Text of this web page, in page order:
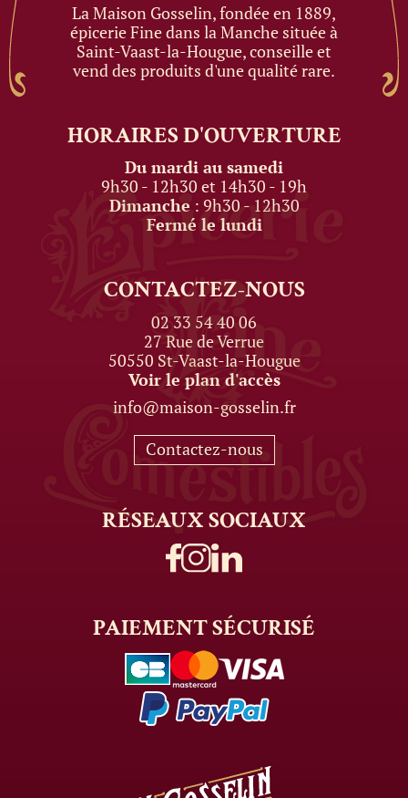
La Maison Gosselin, fondée en 1889,
épicerie Fine dans la Manche située à
Saint-Vaast-la-Hougue, conseille et
vend des produits d'une qualité rare.
HORAIRESD'OUVERTURE
Du mardi au samedi
9h30 - 12h30 et 14h30 - 19h
Dimanche : 9h30 - 12h30
Fermé le lundi
CONTACTEZ-NOUS
02 33 54 40 06
27 Rue de Verrue
50550 St-Vaast-la-Hougue
Voir le plan d'accès
info@maison-gosselin.fr
Contactez-nous
RÉSEAUXSOCIAUX
PAIEMENTSÉCURISÉ